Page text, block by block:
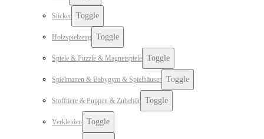
Sticker Toggle
Holzspielzeug Toggle
Spiele & Puzzle & Magnetspiele Toggle
Spielmatten & Babygym & Spielhäuser Toggle
Stofftiere & Puppen & Zubehör Toggle
Verkleiden Toggle